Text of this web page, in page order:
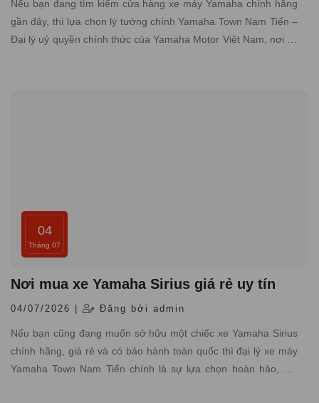
Nếu bạn đang tìm kiếm cửa hàng xe máy Yamaha chính hãng
gần đây, thì lựa chọn lý tưởng chính Yamaha Town Nam Tiến –
Đại lý uỷ quyền chính thức của Yamaha Motor Việt Nam, nơi có
04
Tháng 07
Nơi mua xe Yamaha Sirius giá rẻ uy tín
04/07/2026 | Đăng bởi admin
Nếu bạn cũng đang muốn sở hữu một chiếc xe Yamaha Sirius
chính hãng, giá rẻ và có bảo hành toàn quốc thì đại lý xe máy
Yamaha Town Nam Tiến chính là sự lựa chọn hoàn hảo, nơi